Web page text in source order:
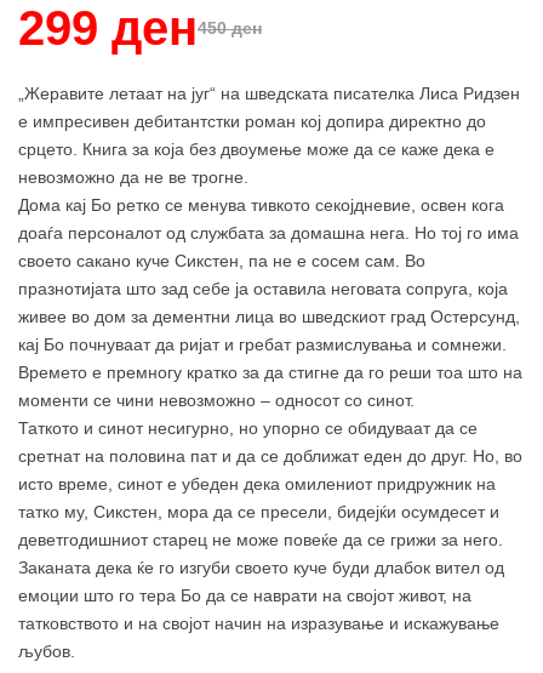
450 ден
299 ден
„Жеравите летаат на југ“ на шведската писателка Лиса Ридзен
е импресивен дебитантстки роман кој допира директно до
срцето. Книга за која без двоумење може да се каже дека е
невозможно да не ве трогне.
Дома кај Бо ретко се менува тивкото секојдневие, освен кога
доаѓа персоналот од службата за домашна нега. Но тој го има
своето сакано куче Сикстен, па не е сосем сам. Во
празнотијата што зад себе ја оставила неговата сопруга, која
живее во дом за дементни лица во шведскиот град Остерсунд,
кај Бо почнуваат да ријат и гребат размислувања и сомнежи.
Времето е премногу кратко за да стигне да го реши тоа што на
моменти се чини невозможно – односот со синот.
Таткото и синот несигурно, но упорно се обидуваат да се
сретнат на половина пат и да се доближат еден до друг. Но, во
исто време, синот е убеден дека омилениот придружник на
татко му, Сикстен, мора да се пресели, бидејќи осумдесет и
деветгодишниот старец не може повеќе да се грижи за него.
Заканата дека ќе го изгуби своето куче буди длабок вител од
емоции што го тера Бо да се наврати на својот живот, на
татковството и на својот начин на изразување и искажување
љубов.